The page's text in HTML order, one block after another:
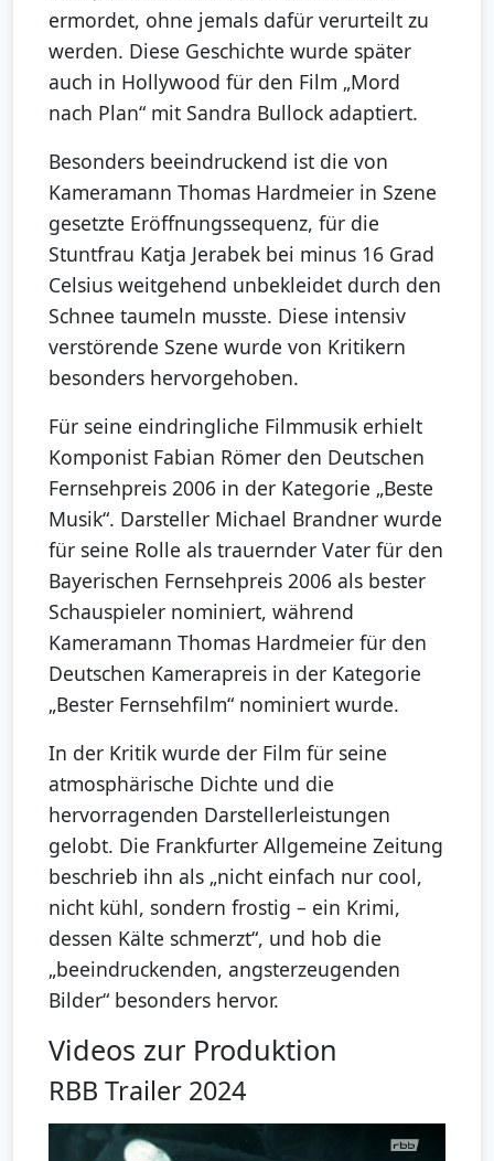
ermordet, ohne jemals dafür verurteilt zu
werden. Diese Geschichte wurde später
auch in Hollywood für den Film „Mord
nach Plan“ mit Sandra Bullock adaptiert.
Besonders beeindruckend ist die von
Kameramann Thomas Hardmeier in Szene
gesetzte Eröffnungssequenz, für die
Stuntfrau Katja Jerabek bei minus 16 Grad
Celsius weitgehend unbekleidet durch den
Schnee taumeln musste. Diese intensiv
verstörende Szene wurde von Kritikern
besonders hervorgehoben.
Für seine eindringliche Filmmusik erhielt
Komponist Fabian Römer den Deutschen
Fernsehpreis 2006 in der Kategorie „Beste
Musik“. Darsteller Michael Brandner wurde
für seine Rolle als trauernder Vater für den
Bayerischen Fernsehpreis 2006 als bester
Schauspieler nominiert, während
Kameramann Thomas Hardmeier für den
Deutschen Kamerapreis in der Kategorie
„Bester Fernsehfilm“ nominiert wurde.
In der Kritik wurde der Film für seine
atmosphärische Dichte und die
hervorragenden Darstellerleistungen
gelobt. Die Frankfurter Allgemeine Zeitung
beschrieb ihn als „nicht einfach nur cool,
nicht kühl, sondern frostig – ein Krimi,
dessen Kälte schmerzt“, und hob die
„beeindruckenden, angsterzeugenden
Bilder“ besonders hervor.
Videos zur Produktion
RBB Trailer 2024